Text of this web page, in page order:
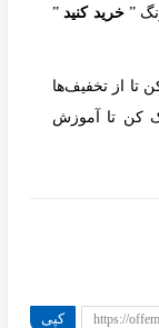
”خرید کنید ”
از تخفیف‌ها
کن تا آموزش
https:// کپی